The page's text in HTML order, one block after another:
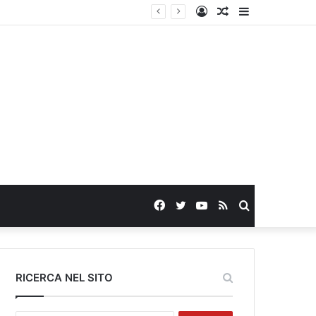
Random
Log
Search
for
RSS
YouTube
Twitter
Facebook
RICERCA NEL SITO